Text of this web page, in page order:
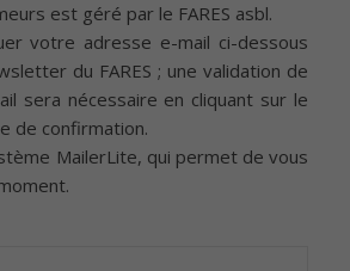
est géré par le FARES asbl.
votre adresse e-mail ci-dessous
du FARES ; une validation de
sera nécessaire en cliquant sur le
de confirmation.
MailerLite, qui permet de vous